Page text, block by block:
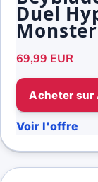
Duel
Engaard
69,99 EUR
Acheter sur
Voir l'offre